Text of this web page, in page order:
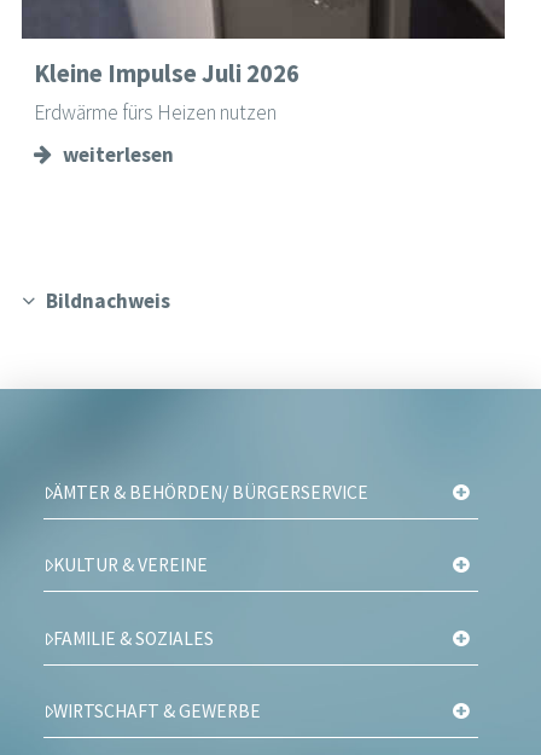
Kleine Impulse Juli 2026
Erdwärme fürs Heizen nutzen
weiterlesen
Bildnachweis
ÄMTER & BEHÖRDEN/ BÜRGERSERVICE
KULTUR & VEREINE
FAMILIE & SOZIALES
WIRTSCHAFT & GEWERBE